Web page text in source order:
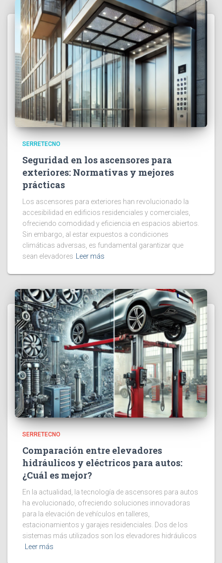
SERRETECNO
Seguridad en los ascensores para
exteriores: Normativas y mejores
prácticas
Los ascensores para exteriores han revolucionado la
accesibilidad en edificios residenciales y comerciales,
ofreciendo comodidad y eficiencia en espacios abiertos.
Sin embargo, al estar expuestos a condiciones
climáticas adversas, es fundamental garantizar que
sean elevadores Leer más
SERRETECNO
Comparación entre elevadores
hidráulicos y eléctricos para autos:
¿Cuál es mejor?
En la actualidad, la tecnología de ascensores para autos
ha evolucionado, ofreciendo soluciones innovadoras
para la elevación de vehículos en talleres,
estacionamientos y garajes residenciales. Dos de los
sistemas más utilizados son los elevadores hidráulicos
Leer más